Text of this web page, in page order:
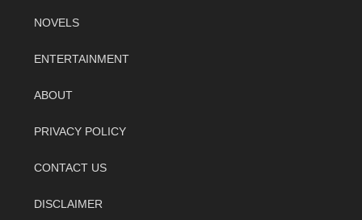
NOVELS
ENTERTAINMENT
ABOUT
PRIVACY POLICY
CONTACT US
DISCLAIMER